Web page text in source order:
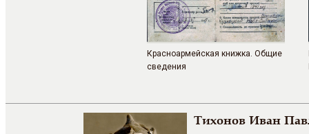
Красноармейская книжка. Общие
сведения
Тихонов Иван